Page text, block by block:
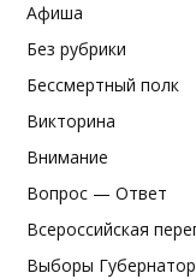
Афиша
Без рубрики
Бессмертный полк
Викторина
Внимание
Вопрос — Ответ
Всероссийская
Выборы